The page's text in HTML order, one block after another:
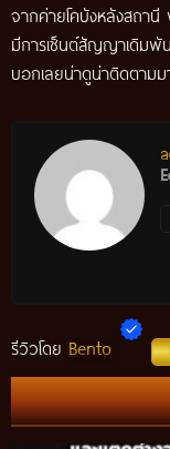
จากค่ายโคบังหลังสถานี
มีการเซ็นต์สัญญาเดิมพั
บอกเลยน่าดูน่าติดตาม
รีวิวโดย Bento